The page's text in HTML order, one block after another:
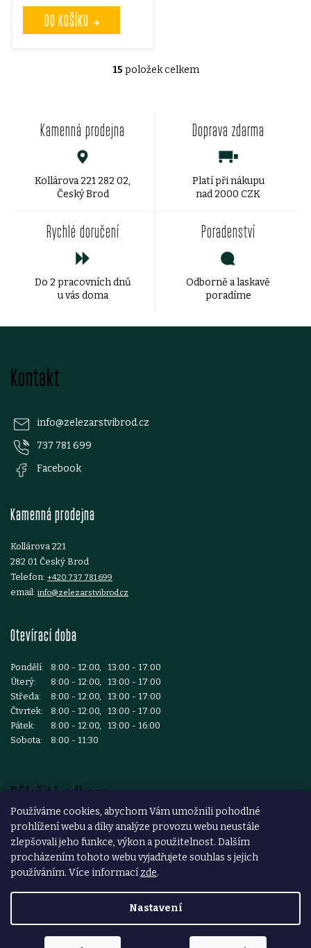
Používáme cookies, abychom Vám umožnili pohodlné
prohlížení webu a díky analýze provozu webu neustále
zlepšovali jeho funkce, výkon a použitelnost. Dalším
procházením tohoto webu vyjadřujete souhlas s jejich
používáním. Více informací zde.
Nastavení
DO KOŠÍKU
O
r
15 položek celkem
Kamenná prodejna
Kollárova 221 282 02,
Český Brod
Doprava zdarma
Platí při nákupu
nad 2000 CZK
Rychlé doručení
Do 2 pracovních dnů
u vás doma
Poradenství
Odborně a laskavě
poradíme
Kontakt
info@zelezarstvibrod.cz
737 781 699
Facebook
Kamenná prodejna
Kollárova 221
282 01 Český Brod
Telefon: +420 737 781 699
email: info@zelezarstvibrod.cz
Otevírací doba
Pondělí:
8:00 - 12:00, 13:00 - 17:00
Úterý:
8:00 - 12:00, 13:00 - 17:00
Středa:
8:00 - 12:00, 13:00 - 17:00
Čtvrtek:
8:00 - 12:00, 13:00 - 17:00
Pátek:
8:00 - 12:00, 13:00 - 16:00
Sobota:
8:00 - 11:30
Důležité odkazy
Reklamace a vrácení zboží
Obchodní podmínky
Podmínky ochrany osobních údajů